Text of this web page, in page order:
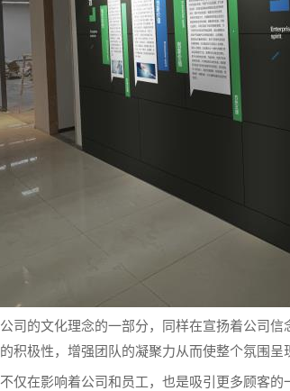
司的文化理念的一部分，同样在宣扬着公司
积极性，增强团队的凝聚力从而使整个氛围呈
仅在影响着公司和员工，也是吸引更多顾客的